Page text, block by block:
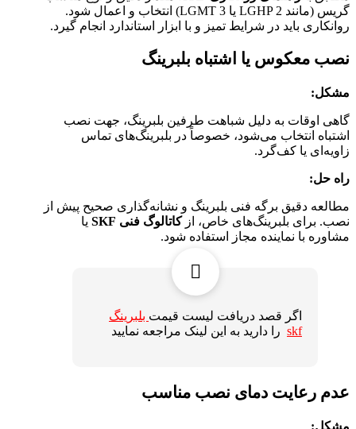
گریس (مانند LGHP 2 یا LGMT 3) انتخاب و اعمال شود.
روانکاری باید در شرایط تمیز و با ابزار استاندارد انجام گیرد.
نصب معکوس یا اشتباه بلبرینگ
مشکل:
گاهی اوقات به دلیل شباهت طرفین بلبرینگ، جهت نصب
اشتباه انتخاب می‌شود، خصوصاً در بلبرینگ‌های تماس
زاویه‌ای یا کف‌گرد.
راه حل:
مطالعه دقیق برگه فنی بلبرینگ و نشانه‌گذاری صحیح پیش از
نصب. برای بلبرینگ‌های خاص، ازکاتالوگ فنی SKF
یا
مشاوره با نماینده مجاز استفاده شود.
اگر قصد دریافت لیست قیمت بلبرینگ
skf را دارید به این لینک مراجعه نمایید
عدم رعایت دمای نصب مناسب
مشکل: